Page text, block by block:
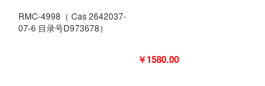
RMC-4998（ Cas 2642037-
07-6 目录号D973678）
￥1580.00